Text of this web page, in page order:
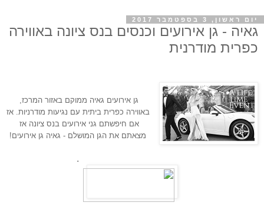
יום ראשון, 3 בספטמבר 2017
גאיה - גן אירועים וכנסים בנס ציונה באווירה
כפרית מודרנית
באווירה כפרית ביתית עם נגיעות מודרניות. אז
מצאתם את הגן המושלם - גאיה גן אירועים!
.